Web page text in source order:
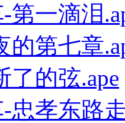
第一滴泪
的第七章
了的弦.ape
忠孝东路